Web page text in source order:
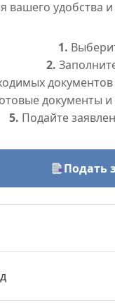
вашего удобства
1.
2.
документы
5. Подайте
Подать